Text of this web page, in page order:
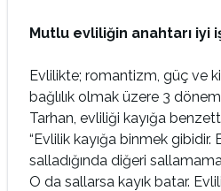
Mutlu evliliğin anahtarı iyi
Evlilikte; romantizm, güç ve
bağlılık olmak üzere 3
Tarhan, evliliği kayığa
“Evlilik kayığa binmek gibidir.
salladığında diğeri
O da sallarsa kayık batar.